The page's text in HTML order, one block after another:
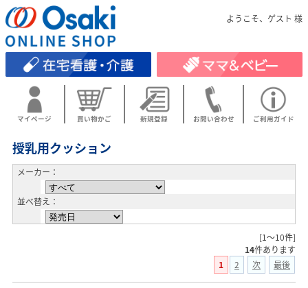
ようこそ、ゲスト 様
マイページ 買い物かご 新規登録 お問い合わせ ご利用ガイド
授乳用クッション
メーカー：
並べ替え：
[1～10件]
14件あります
1
2 次 最後